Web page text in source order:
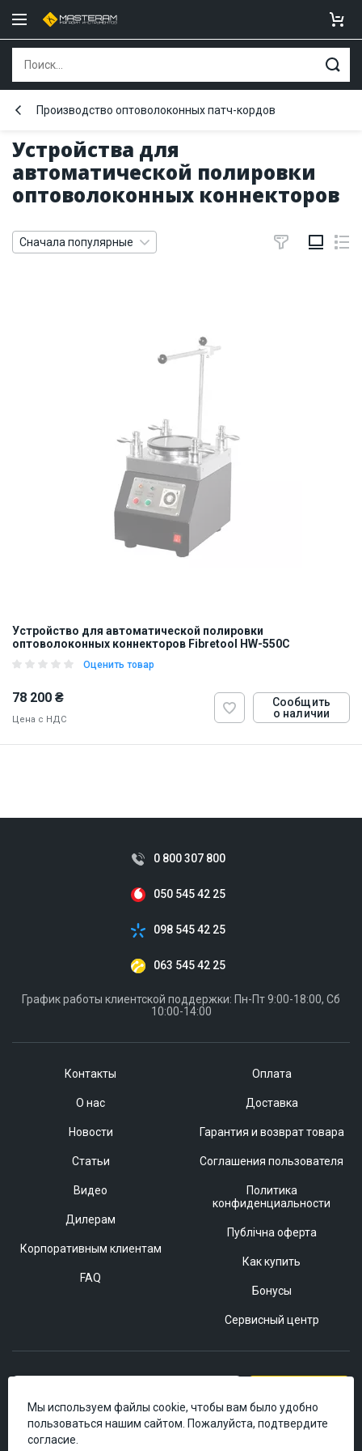
Устройства для
автоматической полировки
оптоволоконных коннекторов
Производство оптоволоконных патч-кордов
Сначала популярные
Устройство для автоматической полировки
оптоволоконных коннекторов Fibretool HW-550C
Оценить товар
78 200 ₴
Цена с НДС
Сообщить
о наличии
Контакты
О нас
Новости
Статьи
Видео
Дилерам
Корпоративным клиентам
FAQ
Оплата
Доставка
Гарантия и возврат товара
Соглашения пользователя
Политика
конфиденциальности
Публічна оферта
Как купить
Бонусы
Сервисный центр
0 800 307 800
050 545 42 25
098 545 42 25
063 545 42 25
График работы клиентской поддержки: Пн-Пт 9:00-18:00, Сб
10:00-14:00
Мы используем файлы cookie, чтобы вам было удобно
пользоваться нашим сайтом. Пожалуйста, подтвердите
согласие.